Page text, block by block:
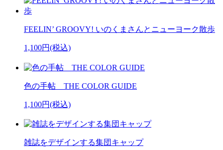
FEELIN’ GROOVY! いのくまさんとニューヨーク散歩
1,100円(税込)
色の手帖 THE COLOR GUIDE
1,100円(税込)
雑誌をデザインする集団キャップ